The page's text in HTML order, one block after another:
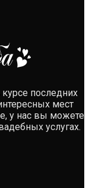
последних
мест
у нас вы можете
услугах.